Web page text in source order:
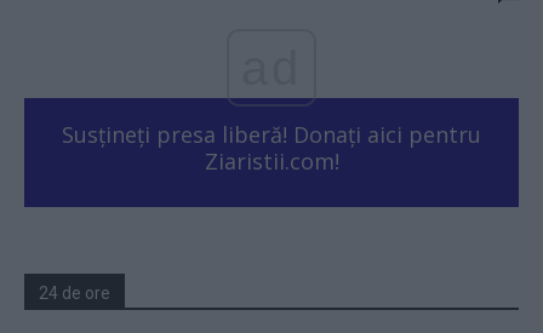
Susțineți presa liberă! Donați aici pentru
Ziaristii.com!
24 de ore